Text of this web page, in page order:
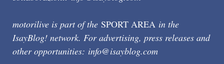
motorilive is part of the SPORT AREA in the
IsayBlog! network. For advertising, press releases and
other opportunities: info@isayblog.com